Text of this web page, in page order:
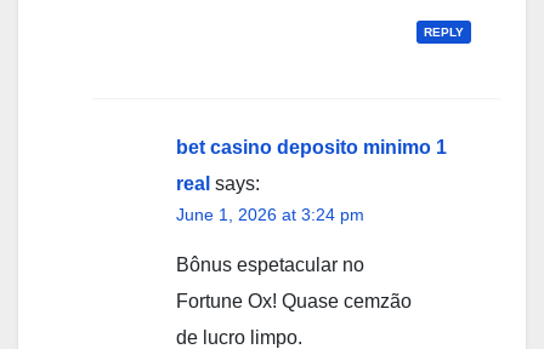
REPLY
bet casino deposito minimo 1
real says:
June 1, 2026 at 3:24 pm
Bônus espetacular no
Fortune Ox! Quase cemzão
de lucro limpo.